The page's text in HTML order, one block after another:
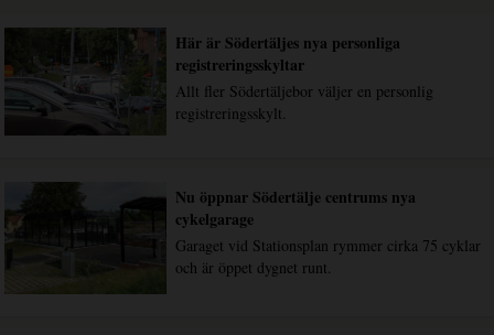
Här är Södertäljes nya personliga
registreringsskyltar
Allt fler Södertäljebor väljer en personlig
registreringsskylt.
Nu öppnar Södertälje centrums nya
cykelgarage
Garaget vid Stationsplan rymmer cirka 75 cyklar
och är öppet dygnet runt.